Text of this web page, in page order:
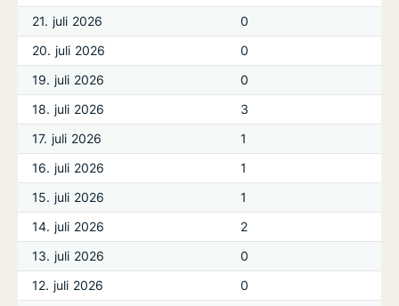
21. juli 2026
0
20. juli 2026
0
19. juli 2026
0
18. juli 2026
3
17. juli 2026
1
16. juli 2026
1
15. juli 2026
1
14. juli 2026
2
13. juli 2026
0
12. juli 2026
0